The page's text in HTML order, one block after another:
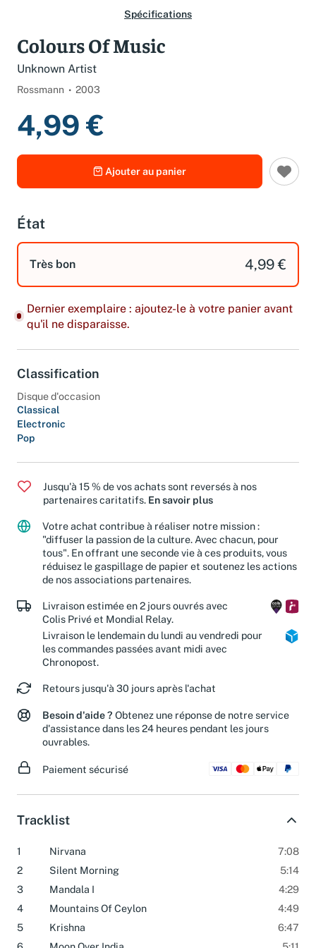
Spécifications
Colours Of Music
Unknown Artist
Rossmann 2003
4,99 €
Ajouter au panier
État
Très bon 4,99 €
Dernier exemplaire : ajoutez-le à votre panier avant
qu'il ne disparaisse.
Classification
Disque d'occasion
Classical
Electronic
Pop
Jusqu'à 15 % de vos achats sont reversés à nos
partenaires caritatifs. En savoir plus
Votre achat contribue à réaliser notre mission :
"diffuser la passion de la culture. Avec chacun, pour
tous". En offrant une seconde vie à ces produits, vous
réduisez le gaspillage de papier et soutenez les actions
de nos associations partenaires.
Livraison estimée en 2 jours ouvrés avec
Colis Privé et Mondial Relay.
Livraison le lendemain du lundi au vendredi pour
les commandes passées avant midi avec
Chronopost.
Retours jusqu'à 30 jours après l'achat
Besoin d'aide ? Obtenez une réponse de notre service
d'assistance dans les 24 heures pendant les jours
ouvrables.
Paiement sécurisé
Tracklist
1 Nirvana
7:08
2
Silent Morning
5:14
3
Mandala I
4:29
4
Mountains Of Ceylon
4:49
5
Krishna
6:47